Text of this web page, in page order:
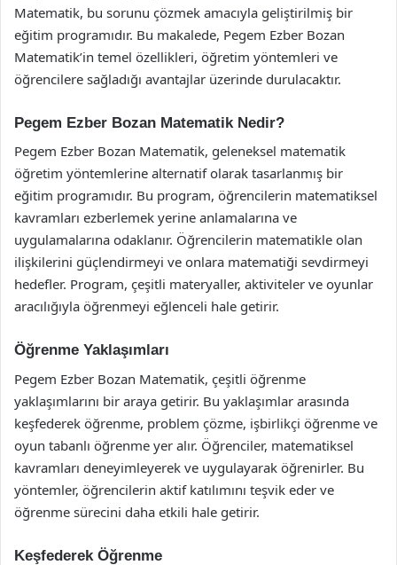
Matematik, bu sorunu çözmek amacıyla geliştirilmiş bir
eğitim programıdır. Bu makalede, Pegem Ezber Bozan
Matematik’in temel özellikleri, öğretim yöntemleri ve
öğrencilere sağladığı avantajlar üzerinde durulacaktır.
Pegem Ezber Bozan Matematik Nedir?
Pegem Ezber Bozan Matematik, geleneksel matematik
öğretim yöntemlerine alternatif olarak tasarlanmış bir
eğitim programıdır. Bu program, öğrencilerin matematiksel
kavramları ezberlemek yerine anlamalarına ve
uygulamalarına odaklanır. Öğrencilerin matematikle olan
ilişkilerini güçlendirmeyi ve onlara matematiği sevdirmeyi
hedefler. Program, çeşitli materyaller, aktiviteler ve oyunlar
aracılığıyla öğrenmeyi eğlenceli hale getirir.
Öğrenme Yaklaşımları
Pegem Ezber Bozan Matematik, çeşitli öğrenme
yaklaşımlarını bir araya getirir. Bu yaklaşımlar arasında
keşfederek öğrenme, problem çözme, işbirlikçi öğrenme ve
oyun tabanlı öğrenme yer alır. Öğrenciler, matematiksel
kavramları deneyimleyerek ve uygulayarak öğrenirler. Bu
yöntemler, öğrencilerin aktif katılımını teşvik eder ve
öğrenme sürecini daha etkili hale getirir.
Keşfederek Öğrenme